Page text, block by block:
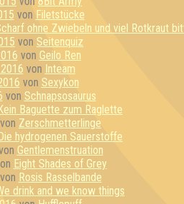
von Filetstücke
ohne Zwiebeln und viel Rotkraut
von Seitenquiz
von Geilo Ren
von Inteam
von Sexykon
von Schnapsosaurus
Baguette zum Raglette
von Zerschmetterlinge
hydrogenen Sauerstoffe
Gentlemenstruation
Eight Shades of Grey
von Rosis Rasselbande
drink and we know things